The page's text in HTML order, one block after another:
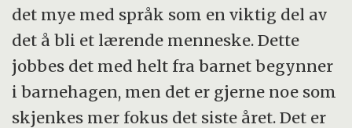
det mye med språk som en viktig del av
det å bli et lærende menneske. Dette
jobbes det med helt fra barnet begynner
i barnehagen, men det er gjerne noe som
skjenkes mer fokus det siste året. Det er